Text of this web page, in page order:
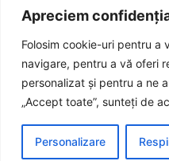
Apreciem
Folosim cookie-uri pentru a
navigare, pentru a vă oferi
personalizat și pentru a ne
„Accept toate”, sunteți de
Personalizare
© 2023 eGorj.ro.